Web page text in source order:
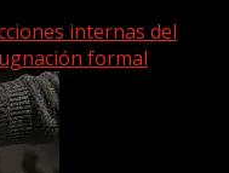
internas del
formal